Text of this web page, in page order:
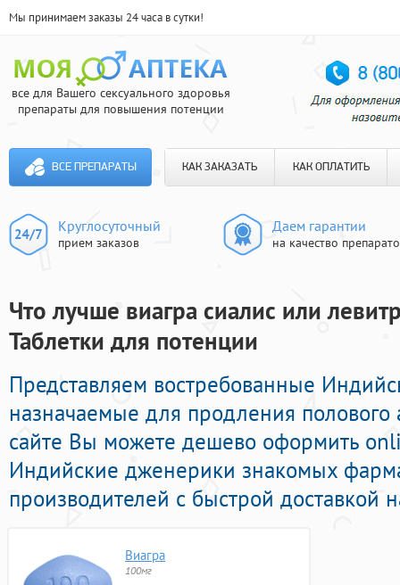
Мы принимаем заказы 24 часа в сутки!
все для Вашего сексуального здоровья
препараты для повышения потенции
ВСЕ ПРЕПАРАТЫ КАК ЗАКАЗАТЬ КАК ОПЛАТИТЬ
Круглосуточный
прием заказов
Даем гарантии
на качество
Что лучше виагра сиалис или
Таблетки для потенции
Представляем востребованные
назначаемые для продления полового
сайте Вы можете дешево оформить
Индийские дженерики знакомых
производителей с быстрой доставкой
Виагра
100мг